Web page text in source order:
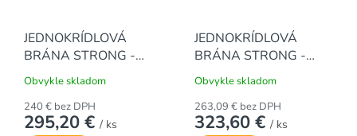
JEDNOKRÍDLOVÁ
BRÁNA STRONG -
ZELENÁ, 1250 x 1000
mm
Obvykle skladom
240 € bez DPH
295,20 € / ks
JEDNOKRÍDLOVÁ
BRÁNA STRONG -
ZELENÁ, 1500 x 1000
mm
Obvykle skladom
263,09 € bez DPH
323,60 € / ks